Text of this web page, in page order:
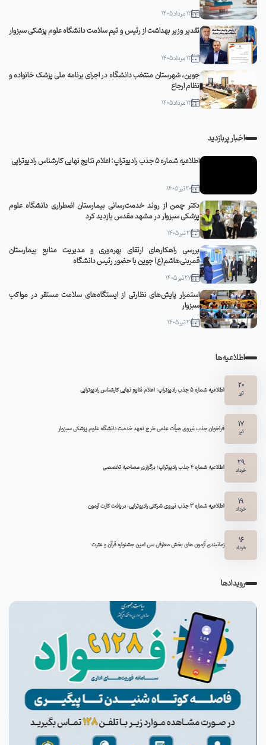
12 مرداد 1405
تقدیر وزیر بهداشت از رئیس و تیم سلامت دانشگاه علوم پزشکی سبزوار
12 مرداد 1405
جوین، شهرستان منتخب دانشگاه در اجرای برنامه ملی پزشک خانواده و
نظام ارجاع
12 مرداد 1405
اخبار پربازدید
اطلاعیه شماره 5 جذب رادیوتراپ: اعلام نتایج نهایی کارشناس رادیوتراپی
20 تیر 1405
دکتر چمن از روند خدمت‌رسانی بیمارستان اضطراری دانشگاه علوم
پزشکی سبزوار در مشهد مقدس بازدید کرد
21 تیر 1405
بررسی راهکارهای ارتقای بهره‌وری و مدیریت منابع بیمارستان
قمربنی‌هاشم(ع) جوین با حضور رئیس دانشگاه
27 تیر 1405
استمرار پایش‌های نظارتی از ایستگاه‌های سلامت مستقر در مواکب
سبزوار
21 تیر 1405
اطلاعیه‌ها
20
تیر اطلاعیه شماره 5 جذب رادیوتراپ: اعلام نتایج نهایی کارشناس رادیوتراپی
17
تیر فراخوان جذب نیروی هیأت علمی طرح تعهد خدمت دانشگاه علوم پزشکی سبزوار
29
خرداد اطلاعیه شماره ۴ جذب رادیوتراپ: برگزاری مصاحبه تخصصی
19
خرداد اطلاعیه شماره 3 جذب نیروی شرکتی رادیوتراپی: دریافت کارت آزمون
16
خرداد زمانبندی آزمون های بخش معارفی سی امین جشنواره قرآن و عترت
رویدادها